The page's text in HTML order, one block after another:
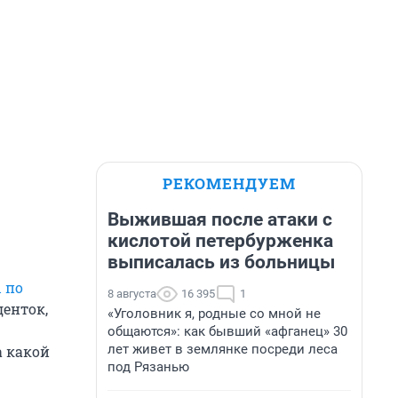
по
какой
РЕКОМЕНДУЕМ
Выжившая после атаки с
кислотой петербурженка
выписалась из больницы
8 августа 16 395 1
«Уголовник я, родные со мной не
общаются»: как бывший «афганец» 30
лет живет в землянке посреди леса
под Рязанью